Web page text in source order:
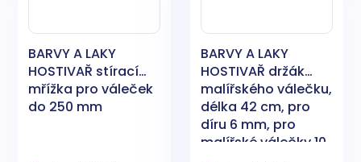
BARVY A LAKY
HOSTIVAŘ stírací
mřížka pro váleček
do 250 mm
BARVY A LAKY
HOSTIVAŘ držák
malířského válečku,
délka 42 cm, pro
díru 6 mm, pro
malířské válečky 10